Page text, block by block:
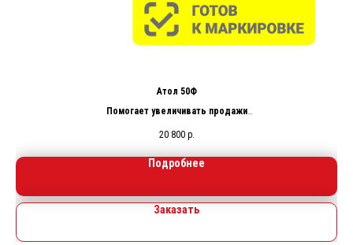
Атол 50Ф
Помогает увеличивать продажи
информацию, информацию о скидках, специальных акциях и другой
Печать маркетинговой информации.
20 800 р.
Подробнее
Заказать